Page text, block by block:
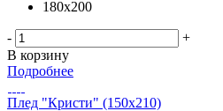
180х200
-
+
В корзину
Подробнее
Плед "Кристи" (150х210)